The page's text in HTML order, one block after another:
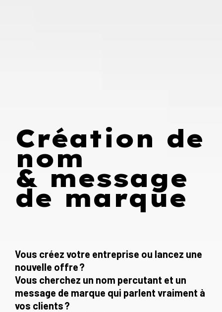
Création de
nom
& message
de marque
Vous créez votre entreprise ou lancez une
nouvelle offre ?
Vous cherchez un nom percutant et un
message de marque qui parlent vraiment à
vos clients ?